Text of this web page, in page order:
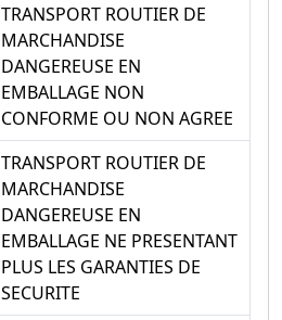
TRANSPORT ROUTIER DE
MARCHANDISE
DANGEREUSE EN
EMBALLAGE NON
CONFORME OU NON AGREE
TRANSPORT ROUTIER DE
MARCHANDISE
DANGEREUSE EN
EMBALLAGE NE PRESENTANT
PLUS LES GARANTIES DE
SECURITE